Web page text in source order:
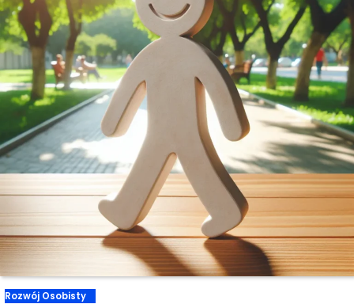
Rozwój Osobisty